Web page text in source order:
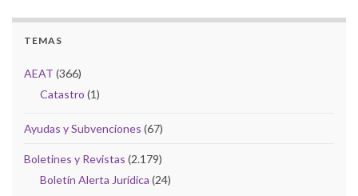
TEMAS
AEAT (366)
Catastro (1)
Ayudas y Subvenciones (67)
Boletines y Revistas (2.179)
Boletín Alerta Jurídica (24)